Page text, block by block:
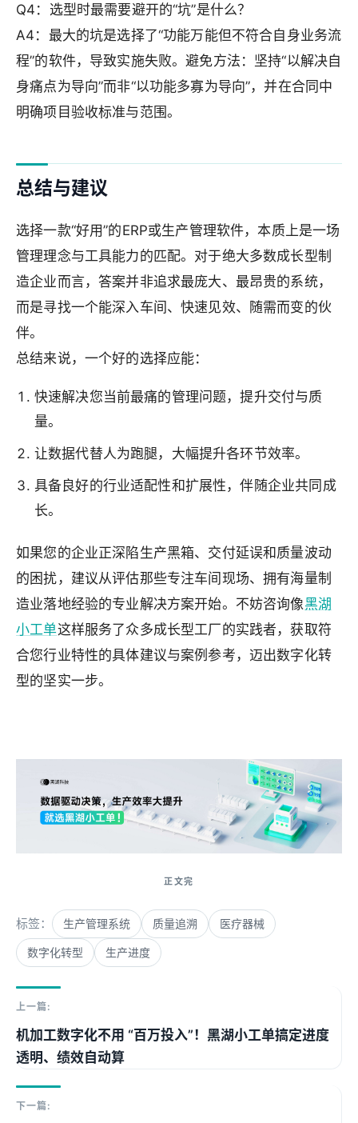
Q4：选型时最需要避开的“坑”是什么？
A4：最大的坑是选择了“功能万能但不符合自身业务流
程”的软件，导致实施失败。避免方法：坚持“以解决自
身痛点为导向”而非“以功能多寡为导向”，并在合同中
明确项目验收标准与范围。
总结与建议
选择一款“好用”的ERP或生产管理软件，本质上是一场
管理理念与工具能力的匹配。对于绝大多数成长型制
造企业而言，答案并非追求最庞大、最昂贵的系统，
而是寻找一个能深入车间、快速见效、随需而变的伙
伴。
总结来说，一个好的选择应能：
快速解决您当前最痛的管理问题，提升交付与质
量。
让数据代替人为跑腿，大幅提升各环节效率。
具备良好的行业适配性和扩展性，伴随企业共同成
长。
如果您的企业正深陷生产黑箱、交付延误和质量波动
的困扰，建议从评估那些专注车间现场、拥有海量制
造业落地经验的专业解决方案开始。不妨咨询像黑湖
小工单这样服务了众多成长型工厂的实践者，获取符
合您行业特性的具体建议与案例参考，迈出数字化转
型的坚实一步。
标签： 生产管理系统 质量追溯 医疗器械
数字化转型 生产进度
上一篇:
机加工数字化不用 “百万投入”！黑湖小工单搞定进度
透明、绩效自动算
下一篇: